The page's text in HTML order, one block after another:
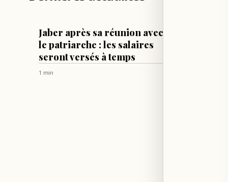
LIBAN
Jaber après sa réunion avec
le patriarche : les salaires
seront versés à temps
1 min